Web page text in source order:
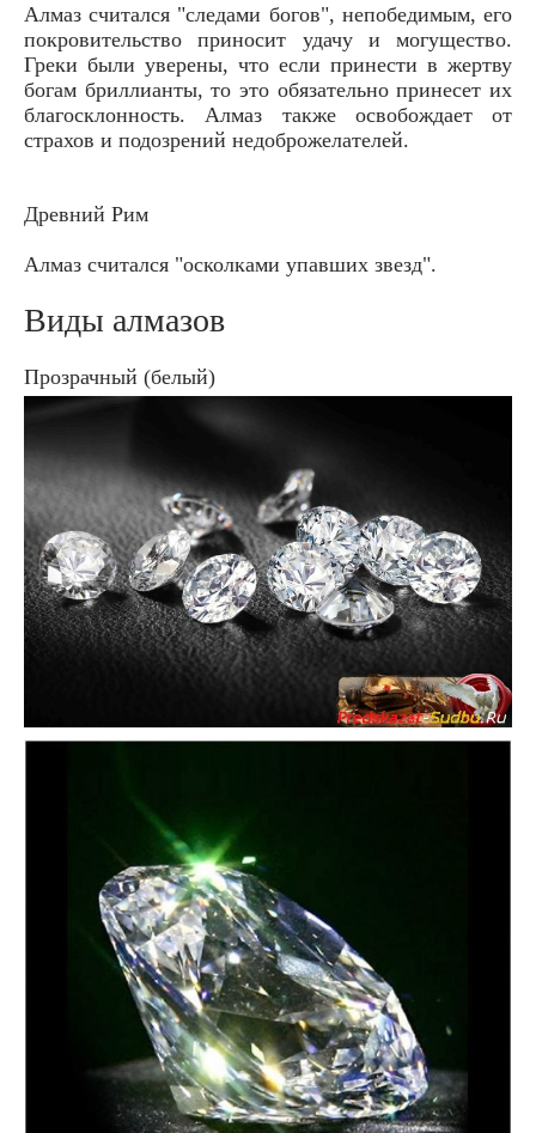
Алмаз считался "следами богов", непобедимым, его
покровительство приносит удачу и могущество.
Греки были уверены, что если принести в жертву
богам бриллианты, то это обязательно принесет их
благосклонность. Алмаз также освобождает от
страхов и подозрений недоброжелателей.
Древний Рим
Алмаз считался "осколками упавших звезд".
Виды алмазов
Прозрачный (белый)